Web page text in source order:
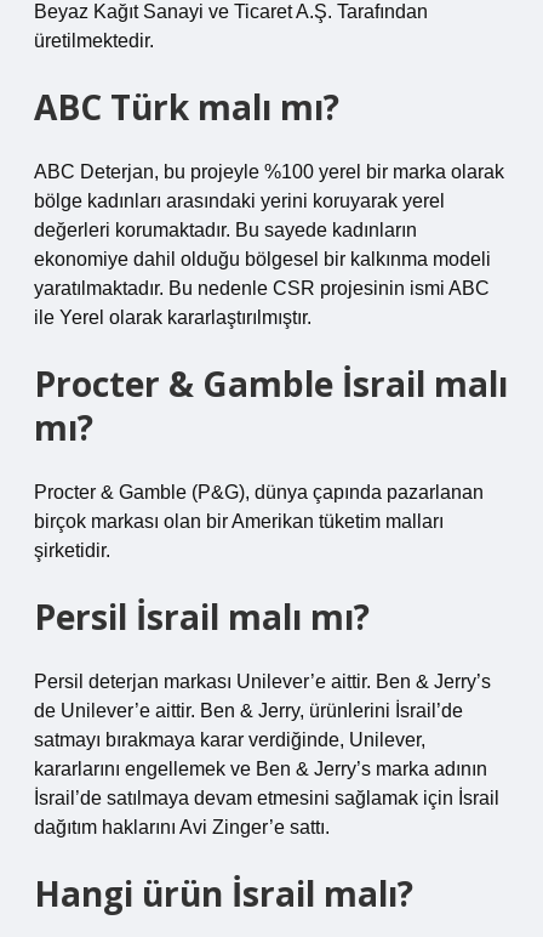
Beyaz Kağıt Sanayi ve Ticaret A.Ş. Tarafından
üretilmektedir.
ABC Türk malı mı?
ABC Deterjan, bu projeyle %100 yerel bir marka olarak
bölge kadınları arasındaki yerini koruyarak yerel
değerleri korumaktadır. Bu sayede kadınların
ekonomiye dahil olduğu bölgesel bir kalkınma modeli
yaratılmaktadır. Bu nedenle CSR projesinin ismi ABC
ile Yerel olarak kararlaştırılmıştır.
Procter & Gamble İsrail malı
mı?
Procter & Gamble (P&G), dünya çapında pazarlanan
birçok markası olan bir Amerikan tüketim malları
şirketidir.
Persil İsrail malı mı?
Persil deterjan markası Unilever’e aittir. Ben & Jerry’s
de Unilever’e aittir. Ben & Jerry, ürünlerini İsrail’de
satmayı bırakmaya karar verdiğinde, Unilever,
kararlarını engellemek ve Ben & Jerry’s marka adının
İsrail’de satılmaya devam etmesini sağlamak için İsrail
dağıtım haklarını Avi Zinger’e sattı.
Hangi ürün İsrail malı?